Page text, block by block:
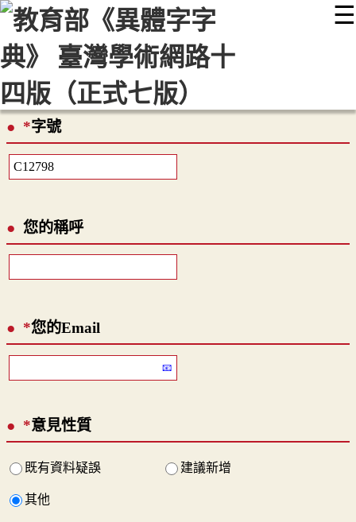
☰
::: 最新消息 常見問題 編輯說明
顯示模式
網站導覽
*字號
您的稱呼
*您的Email
*意見性質
既有資料疑誤 建議新增
其他